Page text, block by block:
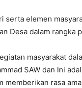
serta elemen
Desa dalam rangka
masyarakat
SAW dan Ini
memberikan rasa